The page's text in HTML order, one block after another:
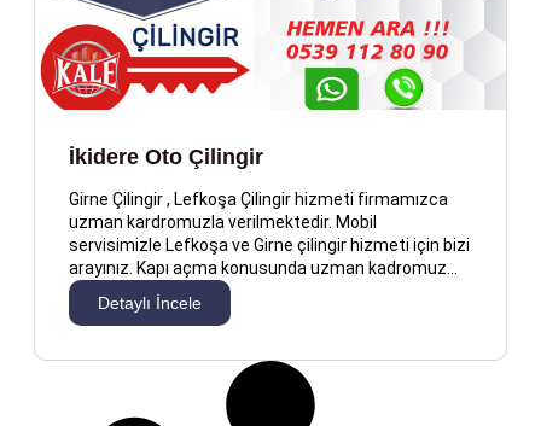
İkidere Oto Çilingir
Girne Çilingir , Lefkoşa Çilingir hizmeti firmamızca
uzman kardromuzla verilmektedir. Mobil
servisimizle Lefkoşa ve Girne çilingir hizmeti için bizi
arayınız. Kapı açma konusunda uzman kadromuz…
Detaylı İncele